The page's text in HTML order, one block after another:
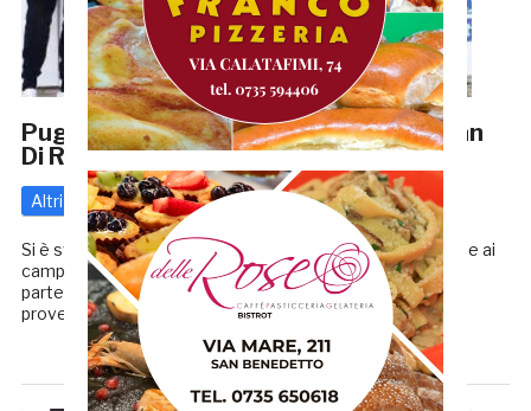
Pugilato giovanile: a Roseto brilla Bryan
Di Rocco
Altri 27 Aprile 2023 diEnrico Tassotti
Si è svolto a Roseto degli Abruzzi il torneo di qualificazione ai
campionati italiani Schoolboy-Junior, al quale hanno preso
parte più di 350 ragazzi di età compresa tra i 13 e i 16 anni,
provenienti […]